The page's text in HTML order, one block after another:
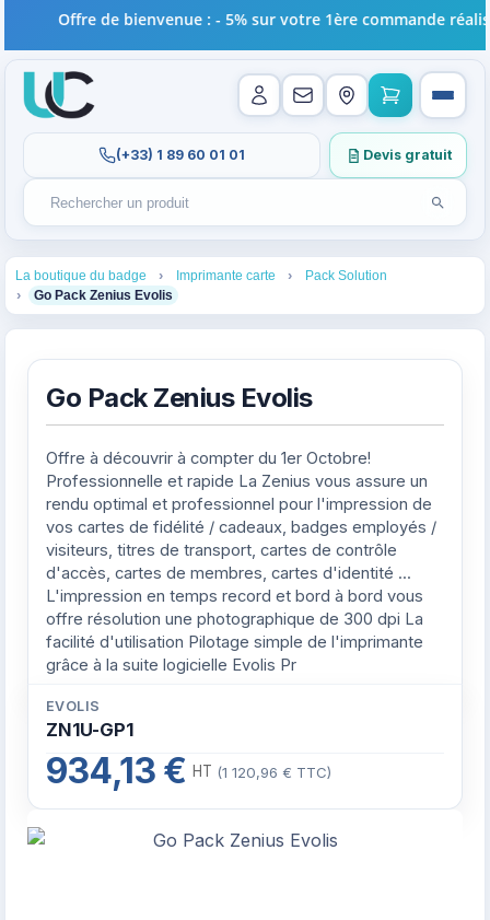
Rechercher un produit
Recherches récentes au focus. Tapez au moins 2
Lancer
(+33) 1 89 60 01 01 Devis gratuit
Offre de bienvenue : - 5% sur votre 1ère commande réalisée
La boutique du badge Imprimante carte Pack Solution
Go Pack Zenius Evolis 4
Go Pack Zenius Evolis
Offre à découvrir à compter du 1er Octobre!
Professionnelle et rapide La Zenius vous assure un
rendu optimal et professionnel pour l'impression de
vos cartes de fidélité / cadeaux, badges employés /
visiteurs, titres de transport, cartes de contrôle
d'accès, cartes de membres, cartes d'identité ...
L'impression en temps record et bord à bord vous
offre résolution une photographique de 300 dpi La
facilité d'utilisation Pilotage simple de l'imprimante
grâce à la suite logicielle Evolis Pr
EVOLIS
ZN1U-GP1
934,13 € HT (1 120,96 € TTC)